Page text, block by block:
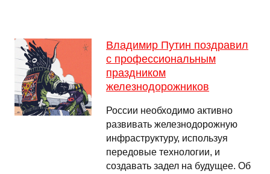
Владимир Путин поздравил
с профессиональным
праздником
железнодорожников
России необходимо активно
развивать железнодорожную
инфраструктуру, используя
передовые технологии, и
создавать задел на будущее. Об